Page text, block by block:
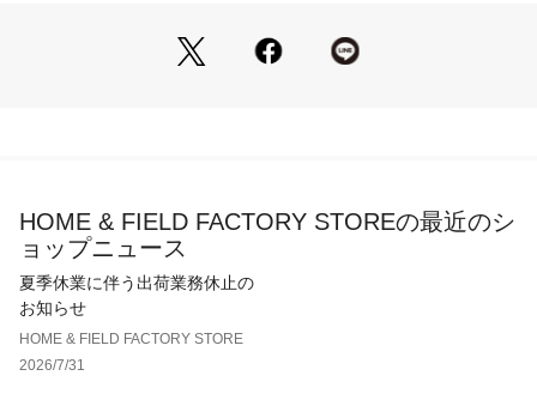
HOME & FIELD FACTORY STOREの最近のシ
ョップニュース
夏季休業に伴う出荷業務休止の
お知らせ
HOME & FIELD FACTORY STORE
2026/7/31